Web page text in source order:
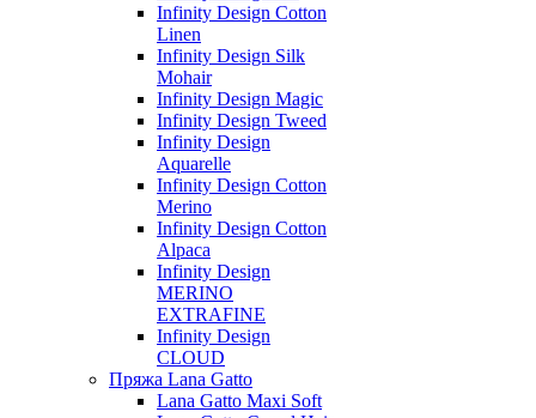
Infinity Design Cotton
Linen
Infinity Design Silk
Mohair
Infinity Design Magic
Infinity Design Tweed
Infinity Design
Aquarelle
Infinity Design Cotton
Merino
Infinity Design Cotton
Alpaca
Infinity Design
MERINO
EXTRAFINE
Infinity Design
CLOUD
Пряжа Lana Gatto
Lana Gatto Maxi Soft